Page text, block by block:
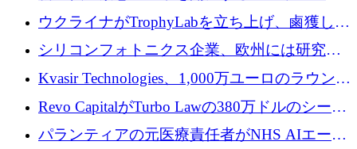
を開始、ヨーロッパのシリコンフォトニクス
に警告
スタートアップ企業を紹介する
ウクライナがTrophyLabを立ち上げ、鹵獲した
ロシア兵器を戦場の研究開発プラットフォー
ムに変える
シリコンフォトニクス企業、欧州には研究を
商業的に成功させるためのインフラが不足し
Kvasir Technologies、1,000万ユーロのラウンド
で成長を促進
Revo CapitalがTurbo Lawの380万ドルのシード
ラウンドを主導し、訴訟プラットフォームを
パランティアの元医療責任者がNHS AIエージ